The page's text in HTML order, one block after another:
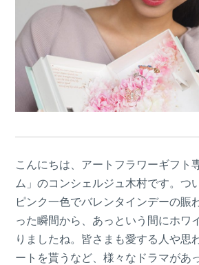
こんにちは、アートフラワーギフト
ム」のコンシェルジュ木村です。つ
ピンク一色でバレンタインデーの賑
った瞬間から、あっという間にホワ
りましたね。皆さまも愛する人や思
ートを貰うなど、様々なドラマがあ